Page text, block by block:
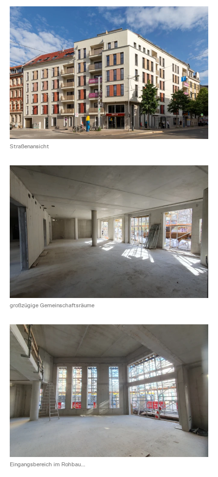
Straßenansicht
großzügige Gemeinschaftsräume
Eingangsbereich im Rohbau...